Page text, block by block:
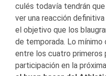
culés todavía tendrán
ver una reacción definitiva
el objetivo que los
de temporada. Lo mínimo
entre los cuatro primeros
participación en la próxima